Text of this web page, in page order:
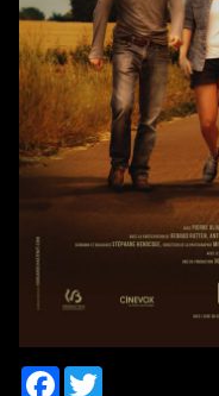
Facebook
Twitter